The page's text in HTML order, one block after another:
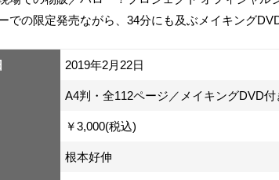
での限定発売ながら、34分にも及ぶメイキング
2019年2月22日
A4判・全112ページ／メイキングDVD付
￥3,000(税込)
根本好伸